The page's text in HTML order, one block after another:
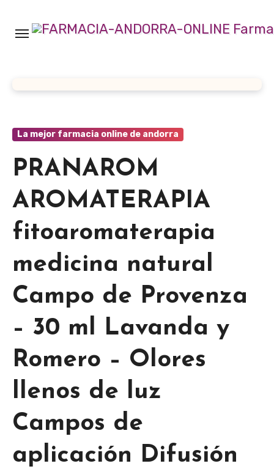
contenido
La mejor farmacia online de andorra
PRANAROM
AROMATERAPIA
fitoaromaterapia
medicina natural
Campo de Provenza
– 30 ml Lavanda y
Romero – Olores
llenos de luz
Campos de
aplicación Difusión